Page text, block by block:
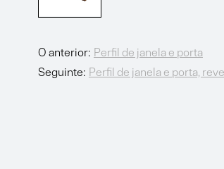
O anterior: Perfil de janela e porta
Seguinte: Perfil de janela e porta,